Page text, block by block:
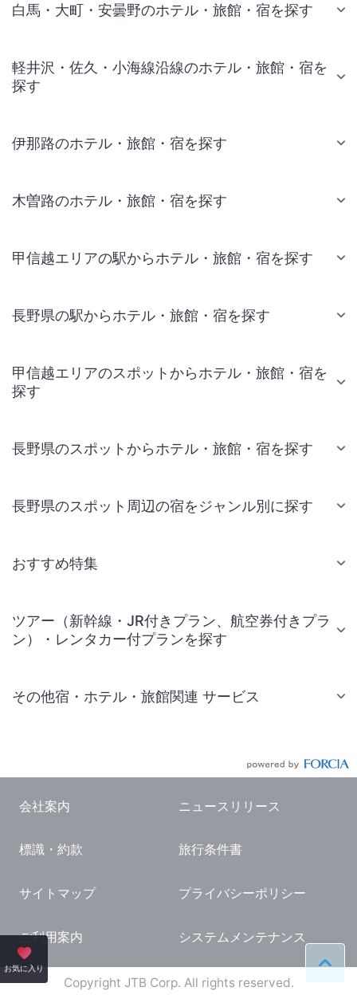
お気に入り ペー
白馬・大町・安曇野のホテル・旅館・宿を探す
軽井沢・佐久・小海線沿線のホテル・旅館・宿を
探す
伊那路のホテル・旅館・宿を探す
木曽路のホテル・旅館・宿を探す
甲信越エリアの駅からホテル・旅館・宿を探す
長野県の駅からホテル・旅館・宿を探す
甲信越エリアのスポットからホテル・旅館・宿を
探す
長野県のスポットからホテル・旅館・宿を探す
長野県のスポット周辺の宿をジャンル別に探す
おすすめ特集
ツアー（新幹線・JR付きプラン、航空券付きプラ
ン）・レンタカー付プランを探す
その他宿・ホテル・旅館関連 サービス
国内観光ガイド
旅行・観光情報
会社案内 ニュースリリース
標識・約款 旅行条件書
サイトマップ プライバシーポリシー
ご利用案内 システムメンテナンス
Copyright JTB Corp. All rights reserved.